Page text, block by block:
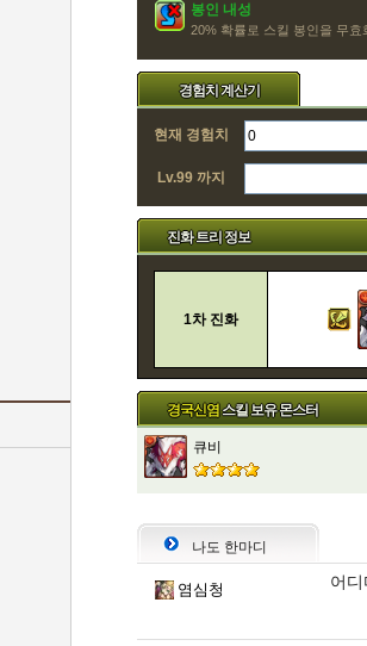
봉인 내성
20% 확률로 스킬 봉인을 무효
경험치 계산기
현재 경험치
Lv.99 까지
진화 트리 정보
1차 진화
경국신염스킬 보유 몬스터
큐비
나도 한마디
염심청 어